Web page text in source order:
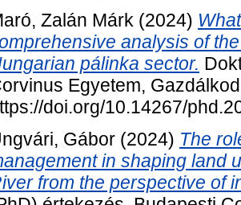
Zalán Márk (2024)
analysis of
pálinka sector.
Egyetem,
doi.org/10.14267/
Gábor (2024) The
in shaping land
from the perspective of